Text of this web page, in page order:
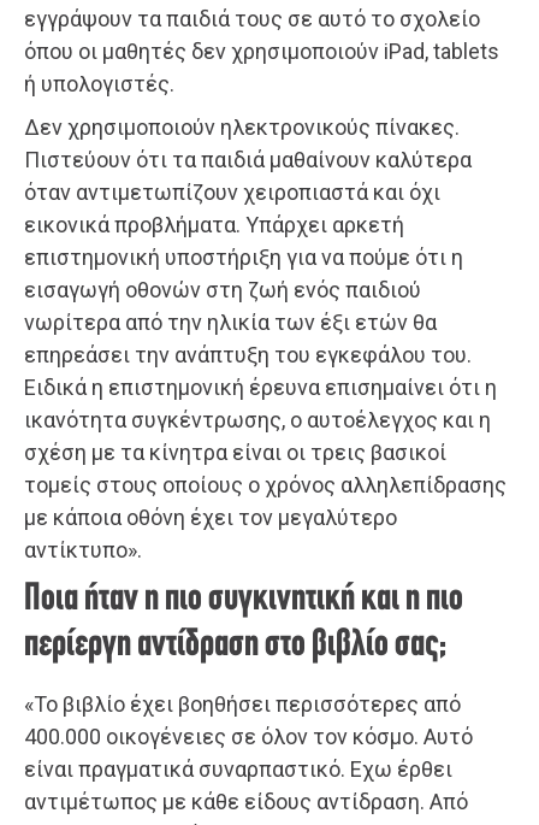
εγγράψουν τα παιδιά τους σε αυτό το σχολείο
όπου οι μαθητές δεν χρησιμοποιούν iPad, tablets
ή υπολογιστές.
Δεν χρησιμοποιούν ηλεκτρονικούς πίνακες.
Πιστεύουν ότι τα παιδιά μαθαίνουν καλύτερα
όταν αντιμετωπίζουν χειροπιαστά και όχι
εικονικά προβλήματα. Υπάρχει αρκετή
επιστημονική υποστήριξη για να πούμε ότι η
εισαγωγή οθονών στη ζωή ενός παιδιού
νωρίτερα από την ηλικία των έξι ετών θα
επηρεάσει την ανάπτυξη του εγκεφάλου του.
Ειδικά η επιστημονική έρευνα επισημαίνει ότι η
ικανότητα συγκέντρωσης, ο αυτοέλεγχος και η
σχέση με τα κίνητρα είναι οι τρεις βασικοί
τομείς στους οποίους ο χρόνος αλληλεπίδρασης
με κάποια οθόνη έχει τον μεγαλύτερο
αντίκτυπο».
Ποια ήταν η πιο συγκινητική και η πιο
περίεργη αντίδραση στο βιβλίο σας;
«Το βιβλίο έχει βοηθήσει περισσότερες από
400.000 οικογένειες σε όλον τον κόσμο. Αυτό
είναι πραγματικά συναρπαστικό. Eχω έρθει
αντιμέτωπος με κάθε είδους αντίδραση. Από